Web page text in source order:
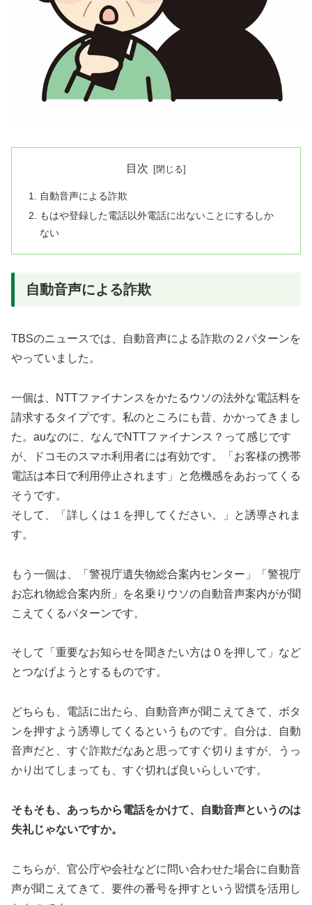
目次
自動音声による詐欺
もはや登録した電話以外電話に出ないことにするしか
ない
自動音声による詐欺
TBSのニュースでは、自動音声による詐欺の２パターンを
やっていました。
一個は、NTTファイナンスをかたるウソの法外な電話料を
請求するタイプです。私のところにも昔、かかってきまし
た。auなのに、なんでNTTファイナンス？って感じです
が、ドコモのスマホ利用者には有効です。「お客様の携帯
電話は本日で利用停止されます」と危機感をあおってくる
そうです。
そして、「詳しくは１を押してください。」と誘導されま
す。
もう一個は、「警視庁遺失物総合案内センター」「警視庁
お忘れ物総合案内所」を名乗りウソの自動音声案内がが聞
こえてくるパターンです。
そして「重要なお知らせを聞きたい方は０を押して」など
とつなげようとするものです。
どちらも、電話に出たら、自動音声が聞こえてきて、ボタ
ンを押すよう誘導してくるというものです。自分は、自動
音声だと、すぐ詐欺だなあと思ってすぐ切りますが、うっ
かり出てしまっても、すぐ切れば良いらしいです。
そもそも、あっちから電話をかけて、自動音声というのは
失礼じゃないですか。
こちらが、官公庁や会社などに問い合わせた場合に自動音
声が聞こえてきて、要件の番号を押すという習慣を活用し